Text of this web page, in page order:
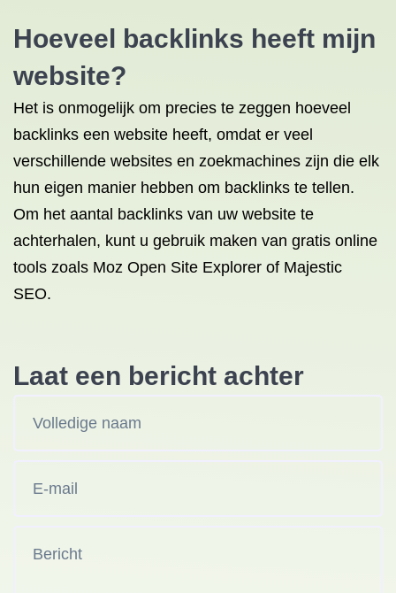
Hoeveel backlinks heeft mijn
website?
Het is onmogelijk om precies te zeggen hoeveel
backlinks een website heeft, omdat er veel
verschillende websites en zoekmachines zijn die elk
hun eigen manier hebben om backlinks te tellen.
Om het aantal backlinks van uw website te
achterhalen, kunt u gebruik maken van gratis online
tools zoals Moz Open Site Explorer of Majestic
SEO.
Laat een bericht achter